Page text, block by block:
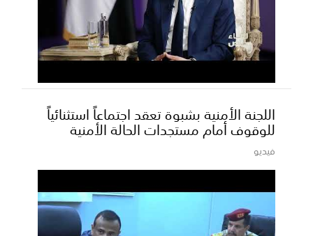
اللجنة الأمنية بشبوة تعقد اجتماعاً استثنائياً
للوقوف أمام مستجدات الحالة الأمنية
فيديو